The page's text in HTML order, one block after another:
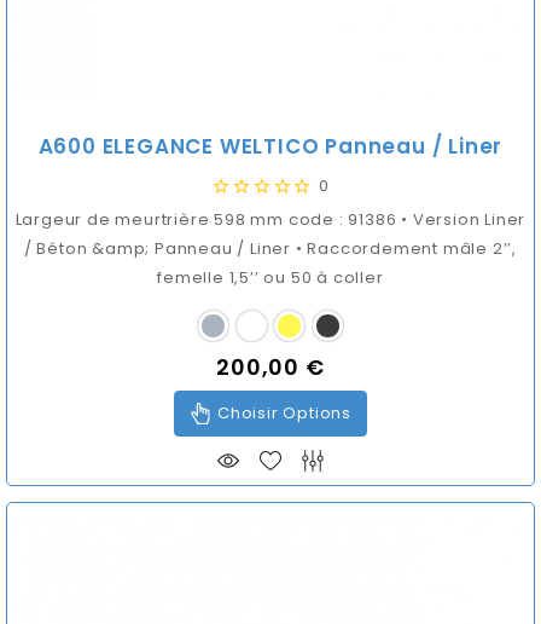
A600 ELEGANCE WELTICO Panneau / Liner
0
Largeur de meurtrière 598 mm code : 91386 • Version Liner
/ Béton &amp; Panneau / Liner • Raccordement mâle 2’’,
femelle 1,5’’ ou 50 à coller
Prix
200,00 €
Choisir Options